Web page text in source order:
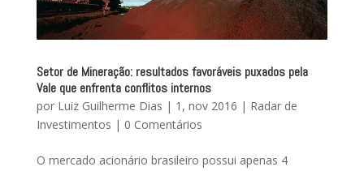
Setor de Mineração: resultados favoráveis puxados pela
Vale que enfrenta conflitos internos
por Luiz Guilherme Dias | 1, nov 2016 | Radar de
Investimentos | 0 Comentários
O mercado acionário brasileiro possui apenas 4